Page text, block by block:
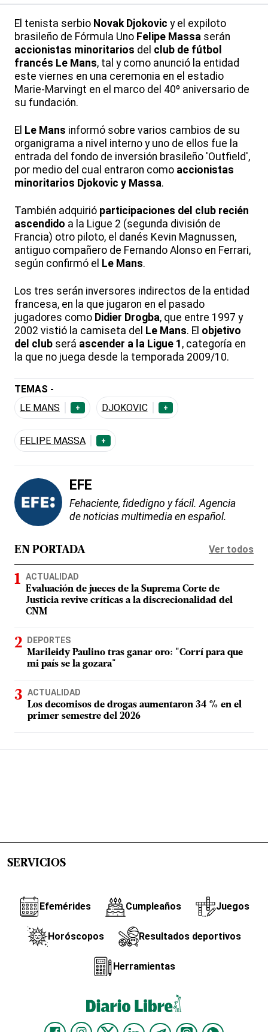
El tenista serbio Novak Djokovic y el expiloto
brasileño de Fórmula Uno Felipe Massa serán
accionistas minoritarios del club de fútbol
francés Le Mans, tal y como anunció la entidad
este viernes en una ceremonia en el estadio
Marie-Marvingt en el marco del 40º aniversario de
su fundación.
El Le Mans informó sobre varios cambios de su
organigrama a nivel interno y uno de ellos fue la
entrada del fondo de inversión brasileño 'Outfield',
por medio del cual entraron como accionistas
minoritarios Djokovic y Massa.
También adquirió participaciones del club recién
ascendido a la Ligue 2 (segunda división de
Francia) otro piloto, el danés Kevin Magnussen,
antiguo compañero de Fernando Alonso en Ferrari,
según confirmó el Le Mans.
Los tres serán inversores indirectos de la entidad
francesa, en la que jugaron en el pasado
jugadores como Didier Drogba, que entre 1997 y
2002 vistió la camiseta del Le Mans. El objetivo
del club será ascender a la Ligue 1 , categoría en
la que no juega desde la temporada 2009/10.
TEMAS -
LE MANS
+ DJOKOVIC +
FELIPE MASSA +
EFE
Fehaciente, fidedigno y fácil. Agencia
de noticias multimedia en español.
EN PORTADA Ver todos
ACTUALIDAD
Evaluación de jueces de la Suprema Corte de
Justicia revive críticas a la discrecionalidad del
CNM
DEPORTES
Marileidy Paulino tras ganar oro: "Corrí para que
mi país se la gozara"
ACTUALIDAD
Los decomisos de drogas aumentaron 34 % en el
primer semestre del 2026
SERVICIOS
Efemérides Cumpleaños Juegos
Horóscopos Resultados deportivos
Herramientas